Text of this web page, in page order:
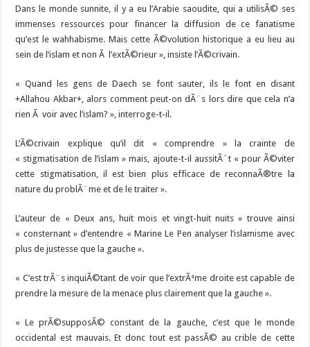
Dans le monde sunnite, il y a eu l’Arabie saoudite, qui a utilisÃ© ses
immenses ressources pour financer la diffusion de ce fanatisme
qu’est le wahhabisme. Mais cette Ã©volution historique a eu lieu au
sein de l’islam et non Ã l’extÃ©rieur », insiste l’Ã©crivain.
« Quand les gens de Daech se font sauter, ils le font en disant
+Allahou Akbar+, alors comment peut-on dÃ¨s lors dire que cela n’a
rien Ã voir avec l’islam? », interroge-t-il.
L’Ã©crivain explique qu’il dit « comprendre » la crainte de
« stigmatisation de l’islam » mais, ajoute-t-il aussitÃ´t « pour Ã©viter
cette stigmatisation, il est bien plus efficace de reconnaÃ®tre la
nature du problÃ¨me et de le traiter ».
L’auteur de « Deux ans, huit mois et vingt-huit nuits » trouve ainsi
« consternant » d’entendre « Marine Le Pen analyser l’islamisme avec
plus de justesse que la gauche ».
« C’est trÃ¨s inquiÃ©tant de voir que l’extrÃªme droite est capable de
prendre la mesure de la menace plus clairement que la gauche ».
« Le prÃ©supposÃ© constant de la gauche, c’est que le monde
occidental est mauvais. Et donc tout est passÃ© au crible de cette